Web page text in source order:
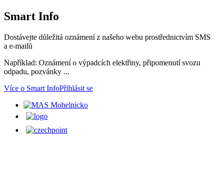
Smart Info
Dostávejte důležitá oznámení z našeho webu prostřednictvím SMS
a e-mailů
Například: Oznámení o výpadcích elektřiny, připomenutí svozu
odpadu, pozvánky ...
Více o Smart InfoPřihlásit se